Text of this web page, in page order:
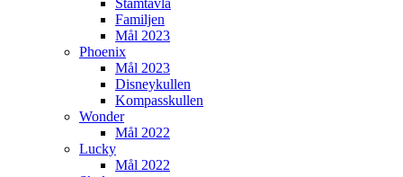
Stamtavla
Familjen
Mål 2023
Phoenix
Mål 2023
Disneykullen
Kompasskullen
Wonder
Mål 2022
Lucky
Mål 2022